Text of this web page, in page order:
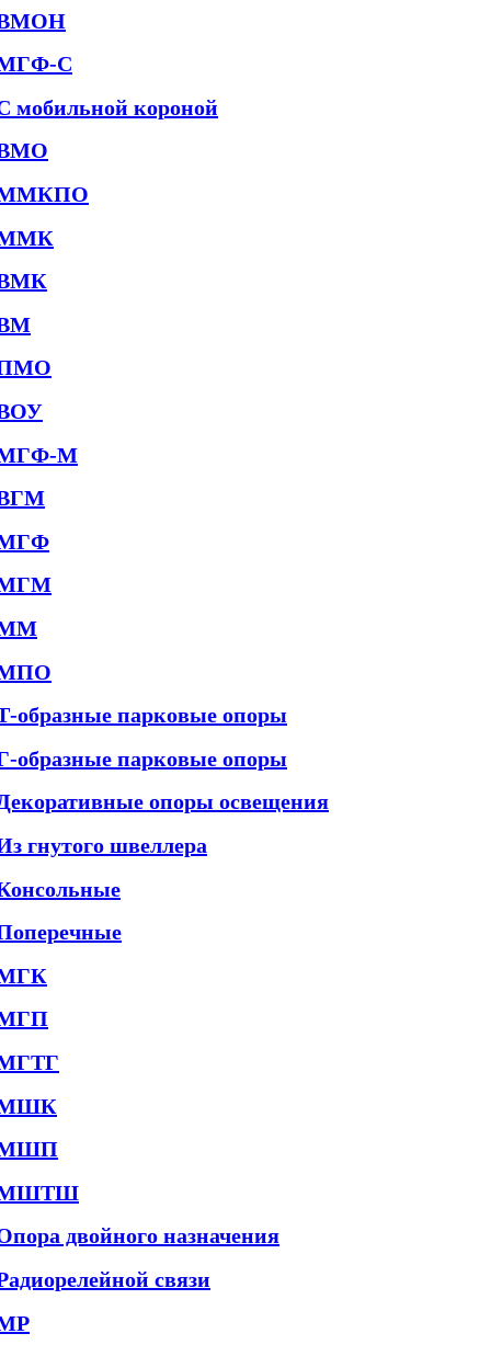
С
мобильной короной
М
образные парковые опоры
образные парковые опоры
опоры освещения
гнутого швеллера
двойного назначения
связи